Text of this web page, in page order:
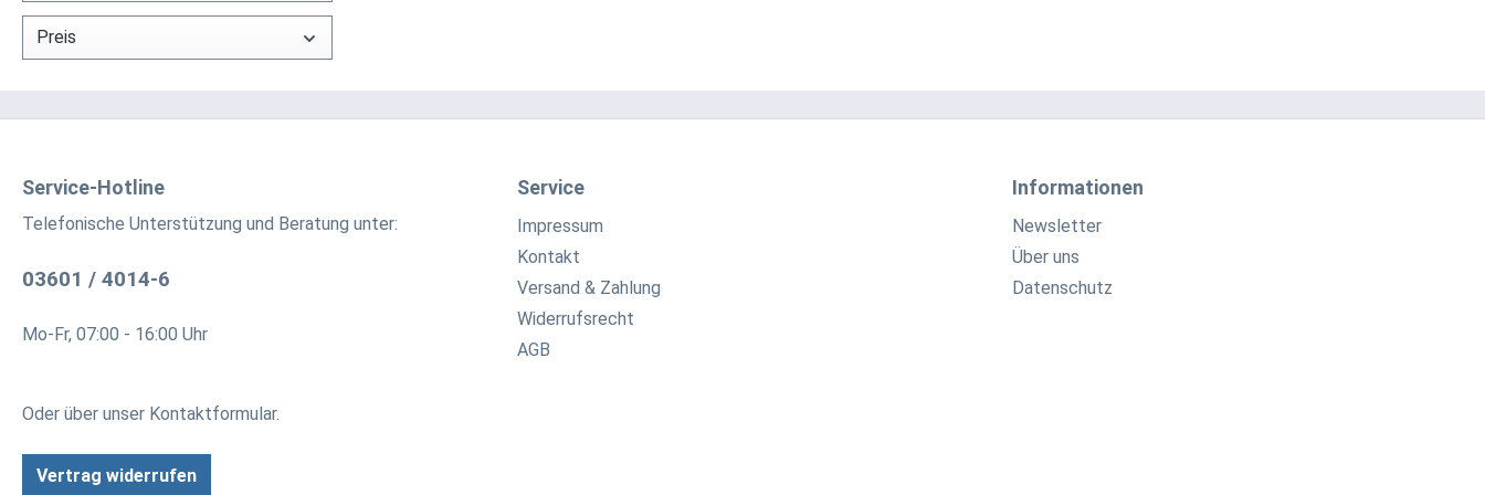
Preis
Anschlussleitung treffen kann. USE 8: Beim Arbeiten mit
Haltegriff verwenden. Bei Arbeiten über einen längeren
Rückdrehmomente auftreten. Materialien, die bei der
Bearbeitung gesundheitsgefährdende Stäube oder
Dämpfe erzeugen (z.B. Asbest), dürfen nicht bearbeitet
Service-Hotline
Telefonische Unterstützung und Beratung unter:
03601 / 4014-6
Mo-Fr, 07:00 - 16:00 Uhr
Oder über unser Kontaktformular.
Vertrag widerrufen
Service
Impressum
Kontakt
Versand & Zahlung
Widerrufsrecht
AGB
Informationen
Newsletter
Über uns
Datenschutz